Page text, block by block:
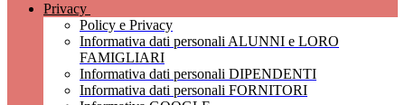
Privacy
Policy e Privacy
Informativa dati personali ALUNNI e LORO
FAMIGLIARI
Informativa dati personali DIPENDENTI
Informativa dati personali FORNITORI